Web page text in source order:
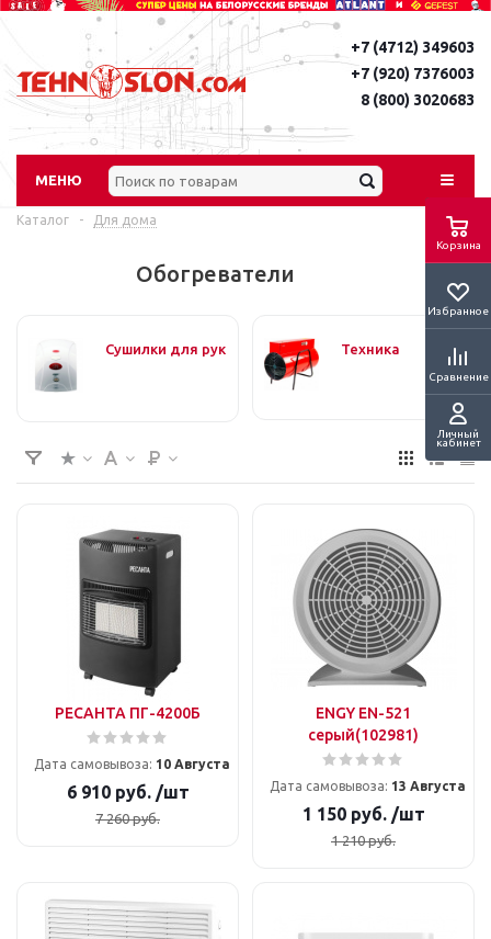
Корзина
Избранное
Сравнение
Личный
кабинет
+7 (4712) 349603
+7 (920) 7376003
8 (800) 3020683
МЕНЮ
Каталог - Для дома
Обогреватели
Сушилки для рук Техника
РЕСАНТА ПГ-4200Б
Дата самовывоза: 10 Августа
6 910руб. /шт
7 260руб.
ENGY EN-521
серый(102981)
Дата самовывоза: 13 Августа
1 150руб. /шт
1 210руб.